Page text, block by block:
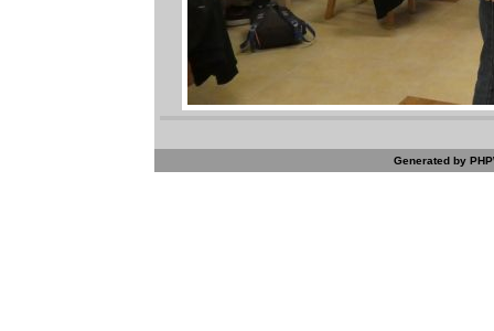
Generated by